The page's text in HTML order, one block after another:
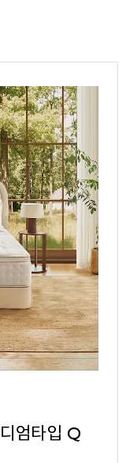
엄타입 Q